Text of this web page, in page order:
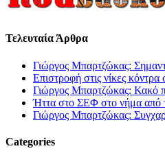
Τελευταία Άρθρα
Γιώργος Μπαρτζώκας:
Επιστροφή στις νίκες
Γιώργος Μπαρτζώκας: Κακό
Ήττα στο ΣΕΦ στο νήμα από
Γιώργος Μπαρτζώκας:
Categories